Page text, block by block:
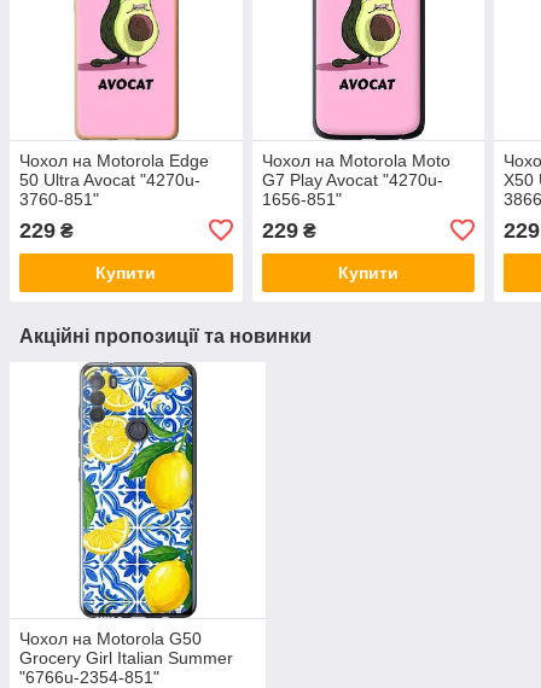
Чохол на Motorola Edge
50 Ultra Avocat "4270u-
3760-851"
229 ₴
Купити
Чохол на Motorola Moto
G7 Play Avocat "4270u-
1656-851"
229₴
Купити
X50
229
Акційні пропозиції та новинки
Чохол на Motorola G50
Grocery Girl Italian Summer
"6766u-2354-851"